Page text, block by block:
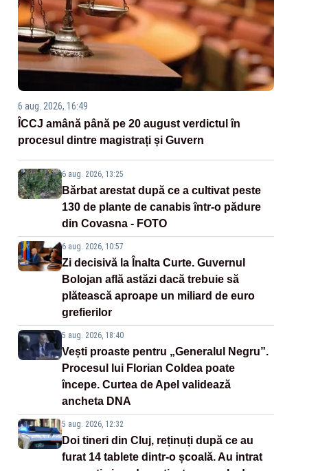
6 aug. 2026, 16:49
ÎCCJ amână până pe 20 august verdictul în
procesul dintre magistrați și Guvern
6 aug. 2026, 13:25
Bărbat arestat după ce a cultivat peste
130 de plante de canabis într-o pădure
din Covasna - FOTO
6 aug. 2026, 10:57
Zi decisivă la Înalta Curte. Guvernul
Bolojan află astăzi dacă trebuie să
plătească aproape un miliard de euro
grefierilor
5 aug. 2026, 18:40
Vești proaste pentru „Generalul Negru”.
Procesul lui Florian Coldea poate
începe. Curtea de Apel validează
ancheta DNA
5 aug. 2026, 12:32
Doi tineri din Cluj, reținuți după ce au
furat 14 tablete dintr-o școală. Au intrat